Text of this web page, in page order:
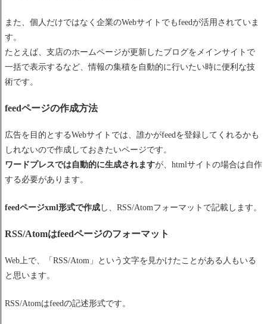
また、個人だけではなく企業のWebサイトでもfeedが活用されていま
す。
たとえば、支店のホームページが更新したブログをメインサイトで
一括で表示するなど、情報の集積を自動的に行いたい時に便利な技
術です。
feedページの作成方法
広告を目的とするWebサイトでは、誰かがfeedを登録してくれるかも
しれないので作成しておきたいページです。
ワードプレスでは自動的に生成されますが、htmlサイトの場合は自作
する必要があります。
feedページxml形式で作成し、RSS/Atomフォーマットで記載します。
RSS/Atomはfeedページのフォーマット
Web上で、「RSS/Atom」という文字を見かけたことがある人もいる
と思います。
RSS/Atomはfeedの記述形式です。